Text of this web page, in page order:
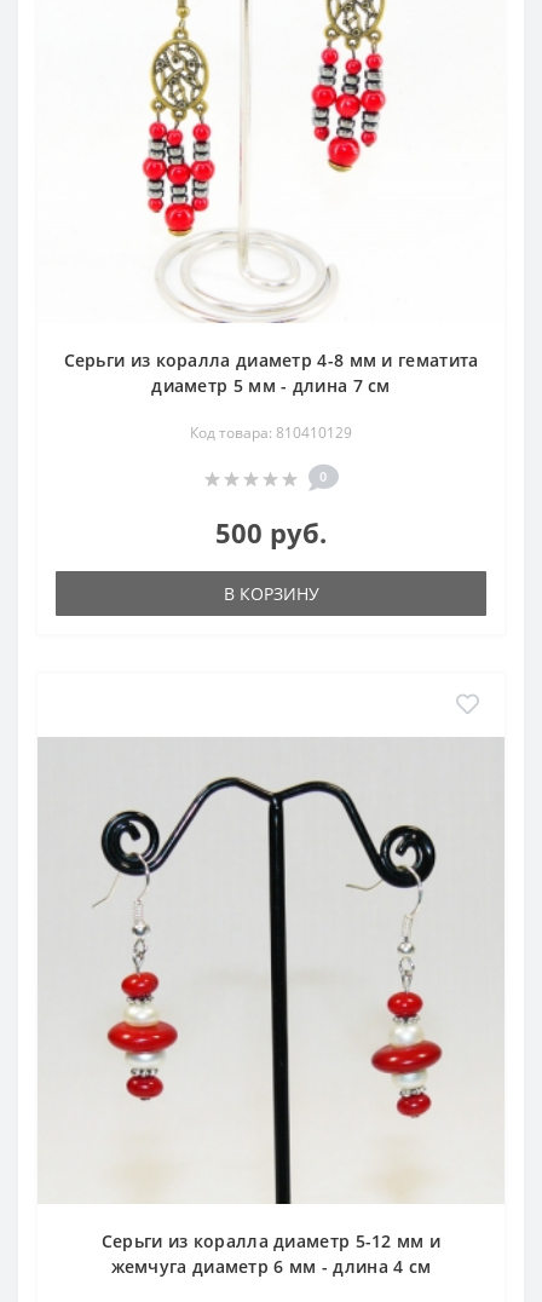
заболевания мочевыводящих путей и коклюш. Считалось,
что ношение кораллов полезно всем, особенно гадалкам
и прорицателям. Коралловые бусы носили от "дурного
глаза", считали, что они излечивают раны и язвы,
укрепляют память и избавляют от нервного тика. На
протяжении многих лет подобные утверждения относили
к разряду мистики, пока не было обнаружено, что
горгониевый коралл является источником природных
простагландинов — гормонов, оказывающих огромное
влияние на организм.
Кораллы можно использовать для восстановления
лицевых костей, при переломах и для зубного
контролирует эмоции и повышает низкий ментальный
уровень. Стимулирует интеллектуальные способности и
самоконтролю и оптимизму. Как талисман дарит
Серьги из коралла диаметр 4-8 мм и гематита
диаметр 5 мм - длина 7 см
Код товара: 810410129
0
500 руб.
В КОРЗИНУ
Серьги из коралла диаметр 5-12 мм и
жемчуга диаметр 6 мм - длина 4 см